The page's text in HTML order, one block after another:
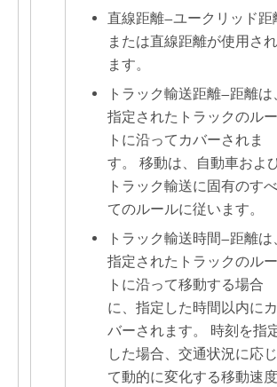
直線距離—ユークリッド距
または直線距離が使用され
ます。
トラック輸送距離—距離は
指定されたトラックのルー
トに沿ってカバーされま
す。 移動は、自動車およ
トラック輸送に固有のすべ
てのルールに従います。
トラック輸送時間—距離は
指定されたトラックのルー
トに沿って移動する場合
に、指定した時間以内にカ
バーされます。 時刻を指
した場合、交通状況に応じ
て動的に変化する移動速度